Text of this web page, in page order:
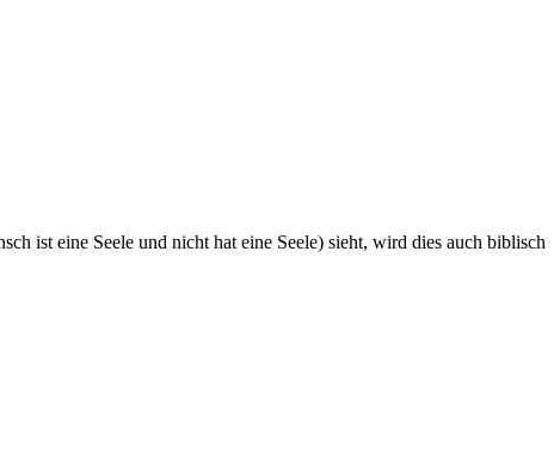
ist eine Seele und nicht hat eine Seele) sieht, wird dies auch biblisch